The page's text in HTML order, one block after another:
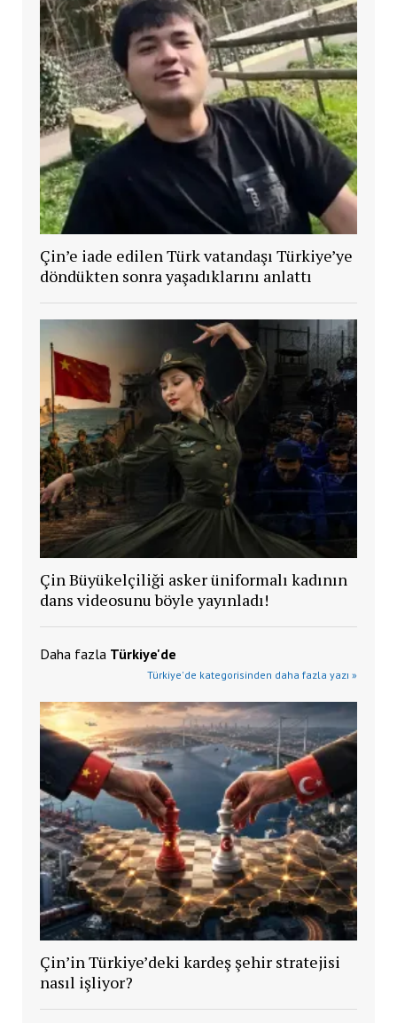
Çin’e iade edilen Türk vatandaşı Türkiye’ye
döndükten sonra yaşadıklarını anlattı
Çin Büyükelçiliği asker üniformalı kadının
dans videosunu böyle yayınladı!
Daha fazla Türkiye'de
Türkiye'de kategorisinden daha fazla yazı »
Çin’in Türkiye’deki kardeş şehir stratejisi
nasıl işliyor?